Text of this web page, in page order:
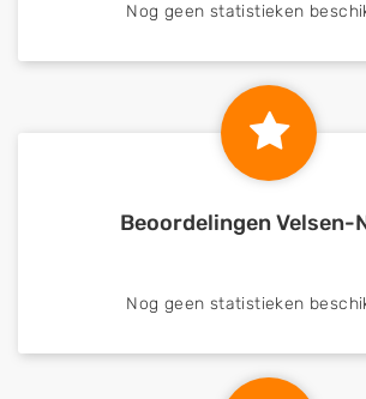
Nog geen statistieken
Beoordelingen Velsen-
Nog geen statistieken